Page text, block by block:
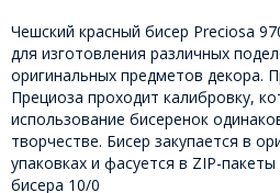
Чешский красный бисер Preciosa
для изготовления различных
оригинальных предметов декора.
Прециоза проходит калибровку,
использование бисеренок
творчестве. Бисер закупается в
упаковках и фасуется в ZIP-
бисера 10/0